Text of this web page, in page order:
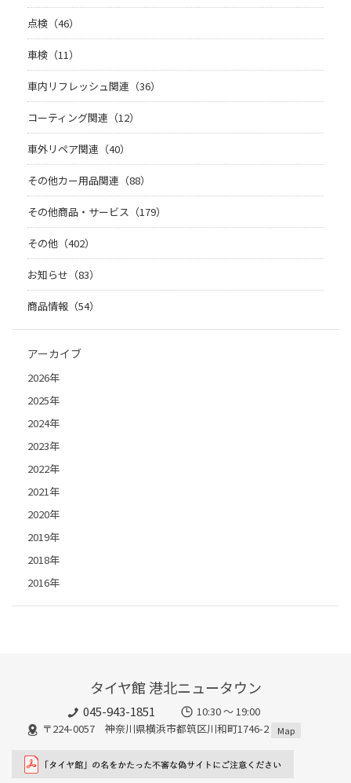
点検（46）
車検（11）
車内リフレッシュ関連（36）
コーティング関連（12）
車外リペア関連（40）
その他カー用品関連（88）
その他商品・サービス（179）
その他（402）
お知らせ（83）
商品情報（54）
アーカイブ
2026年
2025年
2024年
2023年
2022年
2021年
2020年
2019年
2018年
2016年
タイヤ館 港北ニュータウン
045-943-1851
10:30 ～ 19:00
〒224-0057 神奈川県横浜市都筑区川和町1746-2
Map